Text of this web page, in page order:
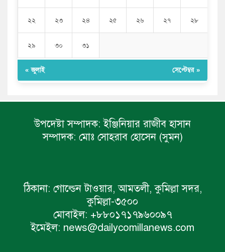
২২ ২৩ ২৪ ২৫ ২৬ ২৭ ২৮
২৯ ৩০ ৩১
« জুলাই সেপ্টেম্বর »
উপদেষ্টা সম্পাদক: ইঞ্জিনিয়ার রাজীব হাসান
সম্পাদক: মোঃ সোহরাব হোসেন (সুমন)
ঠিকানা: গোল্ডেন টাওয়ার, আমতলী, কুমিল্লা সদর,
কুমিল্লা-৩৫০০
মোবাইল: +৮৮০১৭১৭৯৬০০৯৭
ইমেইল: news@dailycomillanews.com